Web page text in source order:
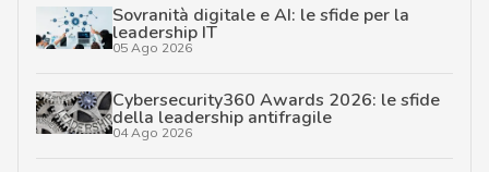
Sovranità digitale e AI: le sfide per la
leadership IT
05 Ago 2026
Cybersecurity360 Awards 2026: le sfide
della leadership antifragile
04 Ago 2026